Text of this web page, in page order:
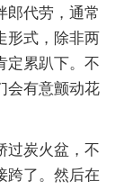
郎代劳，通常
形式，除非两
定累趴下。不
会有意颤动花
炭火盆，不
跨了。然后在